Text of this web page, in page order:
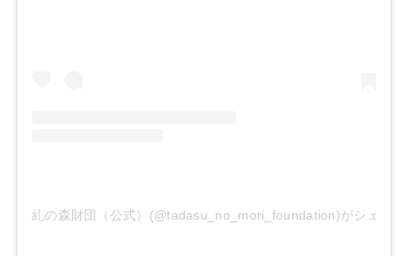
糺の森財団（公式）(@tadasu_no_mori_foundation)がシェアし